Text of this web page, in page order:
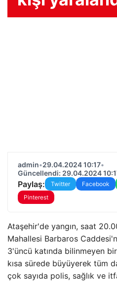
admin•29.04.2024 10:17•
Güncellendi: 29.04.2024
Paylaş: Twitter Facebook
Pinterest
Ataşehir'de yangın, saat
Mahallesi Barbaros
3'üncü katında bilinmeyen
kısa sürede büyüyerek tüm
çok sayıda polis, sağlık ve